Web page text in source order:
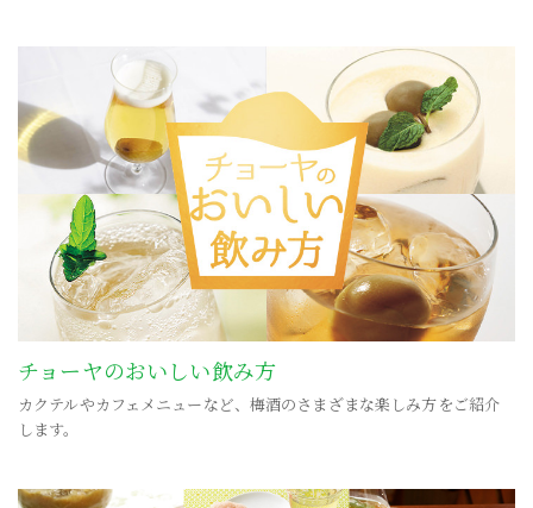
チョーヤのおいしい飲み方
カクテルやカフェメニューなど、梅酒のさまざまな楽しみ方をご紹介
します。